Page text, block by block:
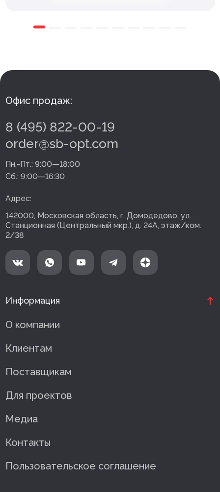
Офис продаж:
8 (495) 822-00-19
order@sb-opt.com
Пн.-Пт.: 9:00—18:00
Сб.: 9:00—16:30
Адрес:
142000, Московская область, г. Домодедово, ул.
Станционная (Центральный мкр.), д. 24А, этаж/ком.
2/38
Информация
О компании
Клиентам
Поставщикам
Для проектов
Медиа
Контакты
Пользовательское соглашение